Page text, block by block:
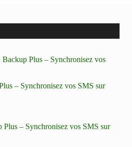
Backup Plus – Synchronisez vos
– Synchronisez vos SMS sur
Plus – Synchronisez vos SMS sur